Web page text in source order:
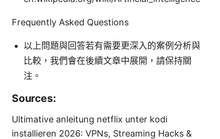
Frequently Asked Questions
以上問題與回答若有需要更深入的案例分析與
比較，我們會在後續文章中展開，請保持關
注。
Sources:
Ultimative anleitung netflix unter kodi
installieren 2026: VPNs, Streaming Hacks &